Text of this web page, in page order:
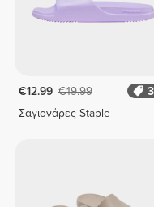
€12.99 €19.99
Σαγιονάρες Staple